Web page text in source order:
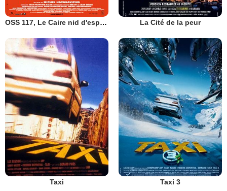
OSS 117, Le Caire nid d'espions La Cité de la peur
Taxi Taxi 3